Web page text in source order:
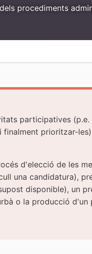
procediments
participatives
prioritzar-
d'elecció de les
una candidatura),
disponible), un
o la producció